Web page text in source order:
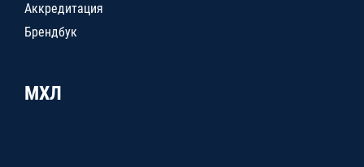
Аккредитация
Брендбук
МХЛ